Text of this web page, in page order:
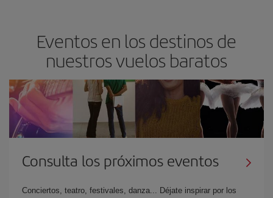
Eventos en los destinos de
nuestros vuelos baratos
Consulta los próximos eventos
Conciertos, teatro, festivales, danza... Déjate inspirar por los